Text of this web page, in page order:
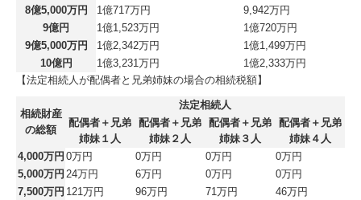
8億5,000万円
1億717万円
9,942万円
9億円
1億1,523万円
1億720万円
9億5,000万円
1億2,342万円
1億1,499万円
10億円
1億3,231万円
1億2,333万円
【法定相続人が配偶者と兄弟姉妹の場合の相続税額】
相続財産
の総額
法定相続人
配偶者＋兄弟
姉妹１人
配偶者＋兄弟
姉妹２人
配偶者＋兄弟
姉妹３人
配偶者＋兄弟
姉妹４人
4,000万円 0万円 0万円 0万円
0万円
5,000万円 24万円 6万円 0万円
0万円
7,500万円 121万円 96万円 71万円
46万円